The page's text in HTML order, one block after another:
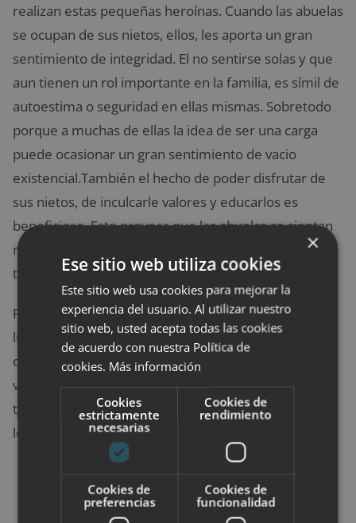
realizan estas pequeñas heroínas. Cuando las abuelas
se ocupan de sus nietos, ellos, les aporta un gran
sentimiento de integridad. El no sentirse solas y que
aun tienen un rol importante en la familia, es símil de
autoestima o seguridad en ellas mismas. Sobretodo
porque a muchas de ellas la idea de ser una carga
puede ocasionar un gran sentimiento de vacio
existencial.También el hecho de poder disfrutar de
sus nietos, de inculcarle valores y educarlos es
beneficioso. Esto provoca que las abuelas se sientan
más realizadas y puedan compatir todo el afecto que
tanto necesitan.
Por lo que, este artículo va dedicado a todas ellas,
luchadoras y ejemplo a seguir. Las abuelas
desempeñan un papel muy importante en nuestras
vidas. Por lo que, mientras puedas, cuídala y dale
todo tu cariño y respeto, igual que ellas, lo hacen con
los demás.
×
Ese sitio web utiliza cookies
Este sitio web usa cookies para mejorar la
experiencia del usuario. Al utilizar nuestro
sitio web, usted acepta todas las cookies
de acuerdo con nuestra Política de
cookies. Más información
Cookies
estrictamente
necesarias
Cookies de
rendimiento
Cookies de
preferencias
Cookies de
funcionalidad